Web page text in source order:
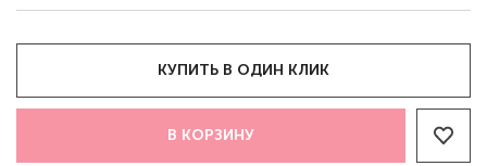
КУПИТЬ В ОДИН КЛИК
В КОРЗИНУ